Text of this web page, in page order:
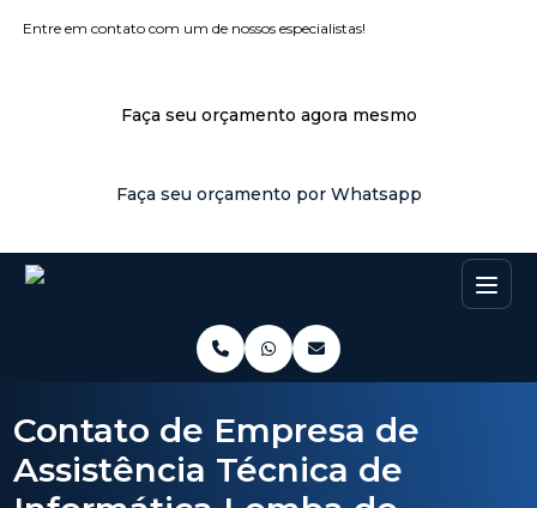
Entre em contato com um de nossos especialistas!
Faça seu orçamento agora mesmo
Faça seu orçamento por Whatsapp
Contato de Empresa de
Assistência Técnica de